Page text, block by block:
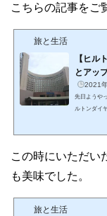
こちらの記事をご
旅と生活
【ヒル
とアッ
2021
先日ようや
ルトンダイ
なかなか難
この時にいただい
も美味でした。
旅と生活